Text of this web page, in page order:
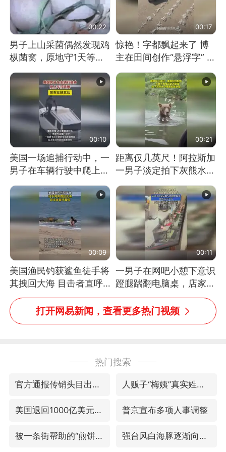
00:22
男子上山采菌偶然发现鸡
枞菌窝，原地守1天等它
00:17
惊艳！字都飘起来了 博
主在田间创作“悬浮字” 网
00:10
美国一场追捕行动中，一
男子在车辆行驶中爬上车
00:21
距离仅几英尺！阿拉斯加
一男子淡定拍下灰熊水中
00:09
美国渔民钓获鲨鱼徒手将
其拽回大海 目击者直呼
震惊 （视频来源：参考
消息）
00:11
一男子在网吧小憩下意识
蹬腿踹翻电脑桌，店家3
台显示器与机械臂损坏
打开网易新闻，查看更多热门视频
热门搜索
官方通报传销头目出狱办书院 人贩子“梅姨”真实姓名曝光
美国退回1000亿美元关税 普京宣布多项人事调整
被一条街帮助的“煎饼叔叔”去世 强台风白海豚逐渐向我国靠近